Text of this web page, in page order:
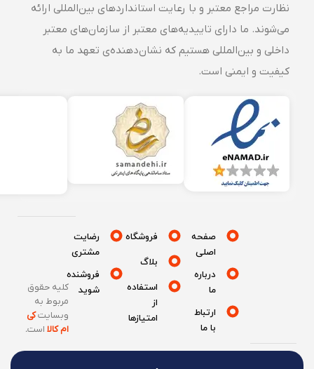
نظارت مراجع معتبر و با رعایت استانداردهای بین‌المللی ارائه
می‌شوند. ما دارای تاییدیه‌های معتبر از سازمان‌های معتبر
داخلی و بین‌المللی هستیم که نشان‌دهنده‌ی تعهد ما به
کیفیت و ایمنی است.
صفحه
درباره
ارتباط
فروشگاه
بلاگ
استفاده
امتیازها
رضایت
مشتری
فروشنده
شوید
کلیه حقوق
مربوط به
وبسایتکی
ام کالااست.